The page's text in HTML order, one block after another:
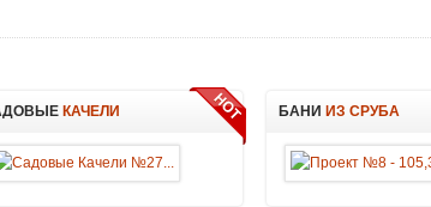
КАЧЕЛИ БАНИ ИЗ СРУБА